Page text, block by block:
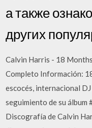
а также
других
Calvin Harris - 18
Completo Información:
escocés, internacional
seguimiento de su álbum
Discografía de Calvin